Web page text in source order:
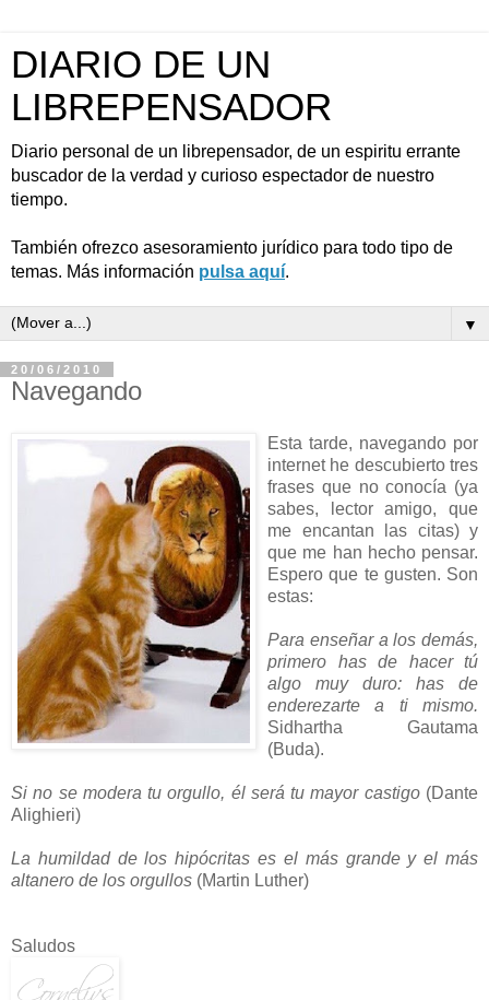
DIARIO DE UN
LIBREPENSADOR
Diario personal de un librepensador, de un espiritu errante
buscador de la verdad y curioso espectador de nuestro
tiempo.
También ofrezco asesoramiento jurídico para todo tipo de
temas. Más información pulsa aquí.
▼
20/06/2010
Navegando
Esta tarde, navegando por
internet he descubierto tres
frases que no conocía (ya
sabes, lector amigo, que
me encantan las citas) y
que me han hecho pensar.
Espero que te gusten. Son
estas:
Para enseñar a los demás,
primero has de hacer tú
algo muy duro: has de
enderezarte a ti mismo.
Sidhartha Gautama
(Buda).
Si no se modera tu orgullo, él será tu mayor castigo(Dante
Alighieri)
La humildad de los hipócritas es el más grande y el más
altanero de los orgullos (Martin Luther)
Saludos